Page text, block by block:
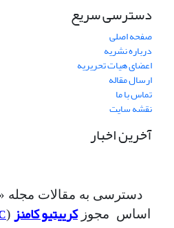
دسترسی سریع
صفحه اصلی
درباره نشریه
اعضای هیات تحریریه
ارسال مقاله
تماس با ما
نقشه سایت
آخرین اخبار
دسترسی به مقالات مجله
اساس مجوزکرییتیو کامنز (